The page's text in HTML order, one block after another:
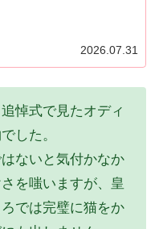
2026.07.31
悼式で見たオディ
した。
ないと気付かなか
を嗤いますが、皇
では完璧に猫をか